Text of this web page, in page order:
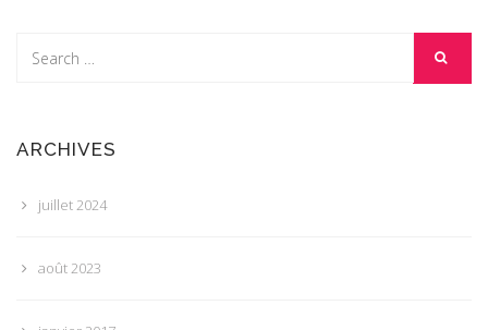
ARCHIVES
juillet 2024
août 2023